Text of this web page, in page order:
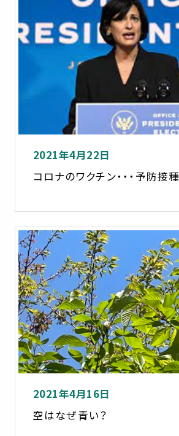
2021年4月22日
コロナのワクチン・・・予防接種
2021年4月16日
空はなぜ青い？